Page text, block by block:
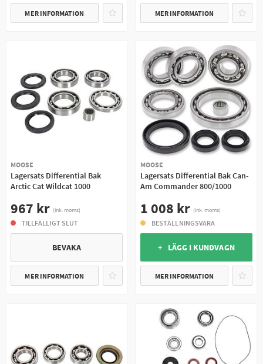
MER INFORMATION MER INFORMATION
MOOSE
Lagersats Differential Bak
Arctic Cat Wildcat 1000
967 kr (ink. moms)
TILLFÄLLIGT SLUT
BEVAKA
MER INFORMATION
MOOSE
Lagersats Differential Bak Can-
Am Commander 800/1000
1 008 kr (ink. moms)
BESTÄLLNINGSVARA
+ LÄGG I KUNDVAGN
MER INFORMATION